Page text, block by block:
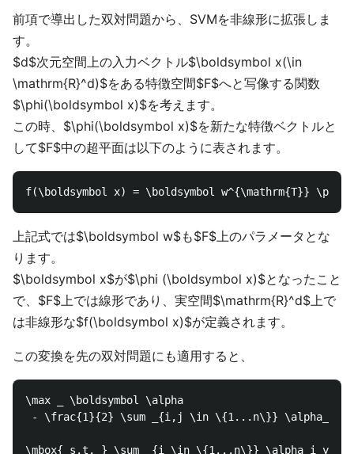
前項で導出した双対問題から、SVMを非線形に拡張しま
す。
$d$次元空間上の入力ベクトル$\boldsymbol x(\in
\mathrm{R}^d)$をある特徴空間$F$へと写像する関数
$\phi(\boldsymbol x)$を考えます。
この時、$\phi(\boldsymbol x)$を新たな特徴ベクトルと
して$F$中の超平面は以下のように表されます。
上記式では$\boldsymbol w$も$F$上のパラメータとな
ります。
$\boldsymbol x$が$\phi (\boldsymbol x)$となったこと
で、$F$上では線形であり、実空間$\mathrm{R}^d$上で
は非線形な$f(\boldsymbol x)$が定義されます。
この変換を先の双対問題にも適用すると、
\max _ \boldsymbol \alpha
- \frac{1}{2} \sum _{i,j \in \{1...n\}} \alpha_i